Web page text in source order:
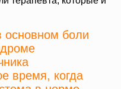
основном боли
время, когда